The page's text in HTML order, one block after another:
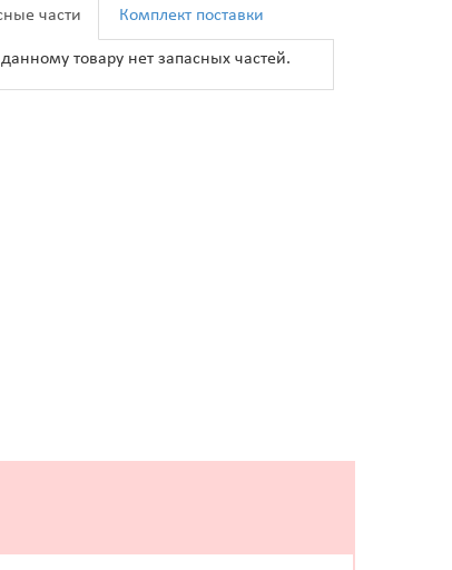
части Комплект поставки
товару нет запасных частей.